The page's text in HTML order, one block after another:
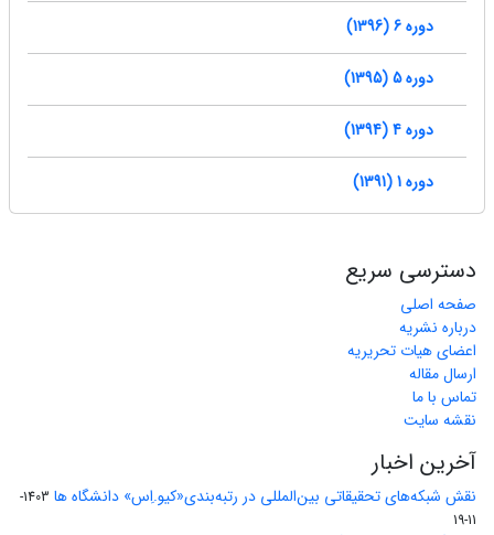
دوره 6 (1396)
دوره 5 (1395)
دوره 4 (1394)
دوره 1 (1391)
دسترسی سریع
صفحه اصلی
درباره نشریه
اعضای هیات تحریریه
ارسال مقاله
تماس با ما
نقشه سایت
آخرین اخبار
نقش شبکه‌های تحقیقاتی بین‌المللی در رتبه‌بندی«کیو.اِس» دانشگاه ها
1403-
11-19